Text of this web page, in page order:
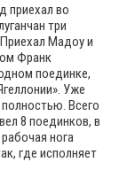
приехал во
три
Мадоу и
Франк
поединке,
Уже
Всего
8 поединков, в
нога
где исполняет